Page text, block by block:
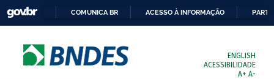
COMUNICA BR ACESSO À INFORMAÇÃO
ENGLISH
ACESSIBILIDADE
A+ A-